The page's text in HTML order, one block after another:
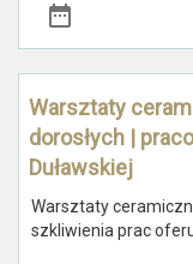
Warsztaty
dorosłych |
Duławskiej
Warsztaty
szkliwienia prac